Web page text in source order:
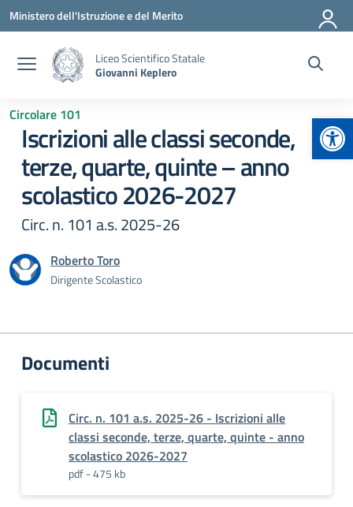
Vai ai contenuti
Vai al menu di navigazione
Vai al footer
Ministero dell'Istruzione e del Merito
Liceo Scientifico Statale
Giovanni Keplero
Circolare 101
Iscrizioni alle classi seconde,
terze, quarte, quinte – anno
scolastico 2026-2027
Circ. n. 101 a.s. 2025-26
Roberto Toro
Dirigente Scolastico
Documenti
Circ. n. 101 a.s. 2025-26 - Iscrizioni alle
classi seconde, terze, quarte, quinte - anno
scolastico 2026-2027
pdf - 475 kb